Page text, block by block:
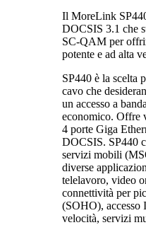
Il MoreLink
DOCSIS 3.1 che
SC-QAM per
potente e ad alta
SP440 è la scelta
cavo che
un accesso a
economico. Offre
4 porte Giga
DOCSIS. SP440
servizi mobili
diverse
telelavoro, video
connettività per
(SOHO), accesso
velocità, servizi